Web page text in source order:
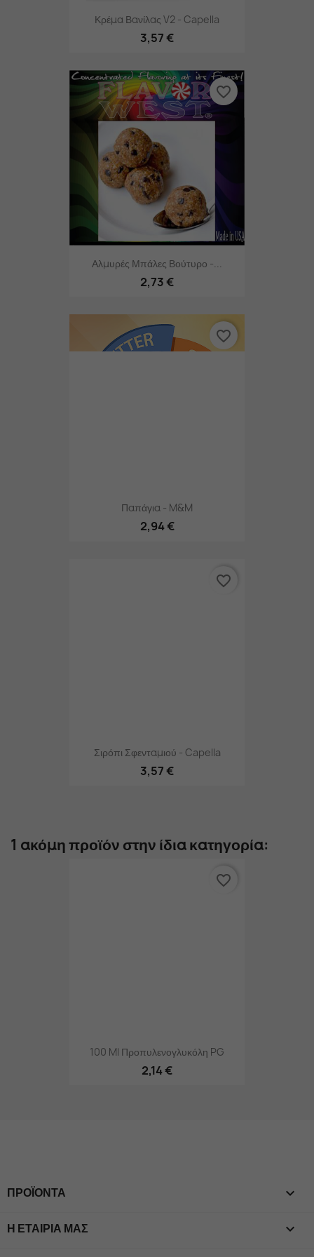
Κρέμα Βανίλας V2 - Capella
3,57 €
Αλμυρές Μπάλες Βούτυρο -...
2,73 €
favorite_border
Παπάγια - M&M
2,94 €
favorite_border
Σιρόπι Σφενταμιού - Capella
3,57 €
favorite_border
1 ακόμη προϊόν στην ίδια κατηγορία:
100 Ml Προπυλενογλυκόλη PG
2,14 €
favorite_border
ΠΡΟΪΌΝΤΑ 
Η ΕΤΑΙΡΊΑ ΜΑΣ 